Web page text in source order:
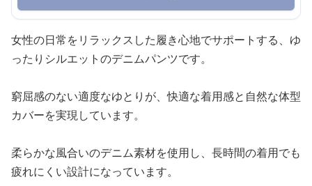
女性の日常をリラックスした履き心地でサポートする、ゆ
ったりシルエットのデニムパンツです。
窮屈感のない適度なゆとりが、快適な着用感と自然な体型
カバーを実現しています。
柔らかな風合いのデニム素材を使用し、長時間の着用でも
疲れにくい設計になっています。